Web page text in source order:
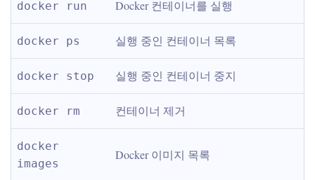
docker run Docker 컨테이너를 실행
docker ps 실행 중인 컨테이너 목록
docker stop 실행 중인 컨테이너 중지
docker rm 컨테이너 제거
docker
images
Docker 이미지 목록